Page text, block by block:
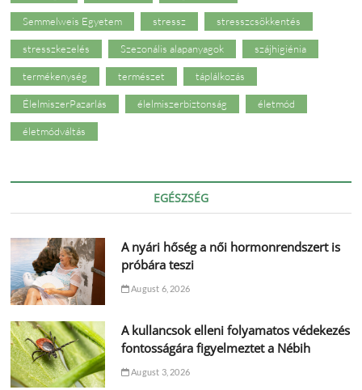
Semmelweis Egyetem stressz stresszcsökkentés
stresszkezelés Szezonális alapanyagok szájhigiénia
termékenység természet táplálkozás
ÉlelmiszerPazarlás élelmiszerbiztonság életmód
életmódváltás
EGÉSZSÉG
A nyári hőség a női hormonrendszert is
próbára teszi
August 6, 2026
A kullancsok elleni folyamatos védekezés
fontosságára figyelmeztet a Nébih
August 3, 2026